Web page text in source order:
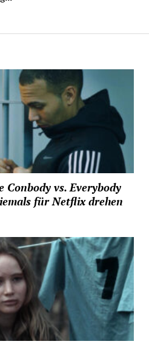
Conbody vs. Everybody
für Netflix drehen